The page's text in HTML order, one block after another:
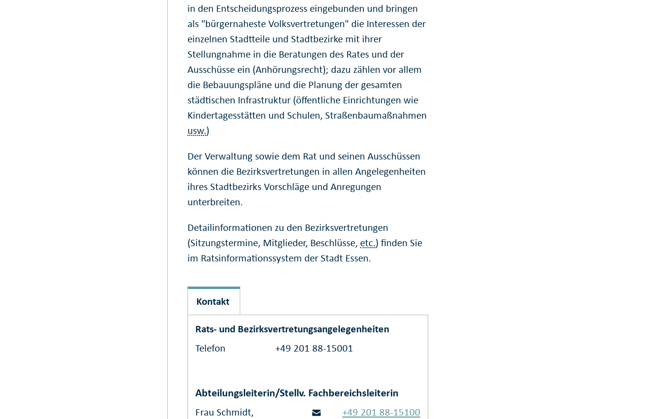
in den Entscheidungsprozess eingebunden und bringen
als "bürgernaheste Volksvertretungen" die Interessen der
einzelnen Stadtteile und Stadtbezirke mit ihrer
Stellungnahme in die Beratungen des Rates und der
Ausschüsse ein (Anhörungsrecht); dazu zählen vor allem
die Bebauungspläne und die Planung der gesamten
städtischen Infrastruktur (öffentliche Einrichtungen wie
Kindertagesstätten und Schulen, Straßenbaumaßnahmen
usw.)
Der Verwaltung sowie dem Rat und seinen Ausschüssen
können die Bezirksvertretungen in allen Angelegenheiten
ihres Stadtbezirks Vorschläge und Anregungen
unterbreiten.
Detailinformationen zu den Bezirksvertretungen
(Sitzungstermine, Mitglieder, Beschlüsse, etc.) finden Sie
im Ratsinformationssystem der Stadt Essen.
Kontakt
Rats- und Bezirksvertretungsangelegenheiten
Telefon
+49 201 88-15001
Abteilungsleiterin/Stellv. Fachbereichsleiterin
Frau Schmidt,
+49 201 88-15100